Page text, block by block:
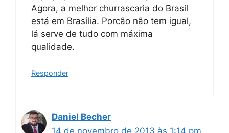
Agora, a melhor churrascaria do Brasil
está em Brasília. Porcão não tem igual,
lá serve de tudo com máxima
qualidade.
Responder
Daniel Becher
14 de novembro de 2013 às 1:14 pm